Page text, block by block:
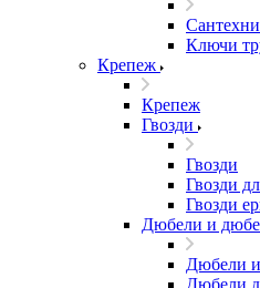
Ключи
Крепеж
Крепеж
Гвозди
Гвозди
Гвозди
Гвозди
Дюбели и
Дюбели
Дюбели